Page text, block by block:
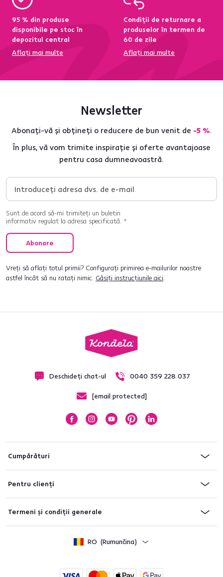
95 % din produse
disponibile pe stoc în
depozitul central
Aflați mai multe
Condiții de returnare a
produselor în termen de
60 de zile
Aflați mai multe
Newsletter
Abonați-vă și obțineți o reducere de bun venit de -5 %.
În plus, vă vom trimite inspirație și oferte avantajoase
pentru casa dumneavoastră.
Sunt de acord să-mi trimiteți un buletin
informativ regulat la adresa specificată. *
Abonare
Vreți să aflați totul primii? Configurați primirea e-mailurilor noastre
astfel încât să nu ratați nimic. Găsiți instrucțiunile aici.
Deschideți chat-ul 0040 359 228 037
[email protected]
Cumpărături
Pentru clienți
Termeni și condiții generale
RO (Rumunčina)